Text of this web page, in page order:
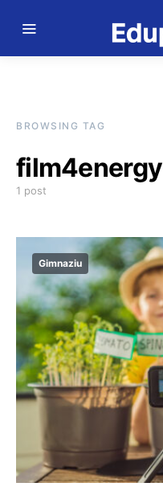
BROWSING TAG
film4energy
1 post
Gimnaziu